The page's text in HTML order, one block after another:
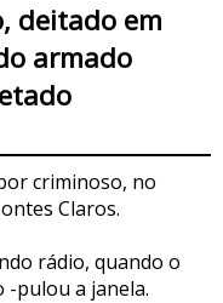
deitado em
armado
criminoso, no
Claros.
rádio, quando o
-pulou a janela.